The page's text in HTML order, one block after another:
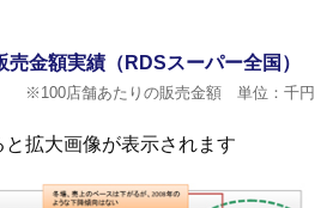
金額実績（RDSスーパー全国）
※100店舗あたりの販売金額 単位：千円
と拡大画像が表示されます